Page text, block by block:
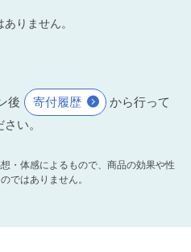
りません。
後 寄付履歴
から行って
さい。
・体感によるもので、商品の効果や性
ではありません。